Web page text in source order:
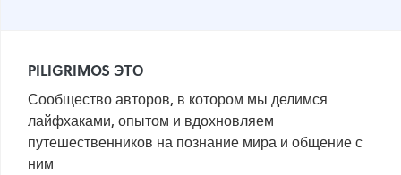
PILIGRIMOS ЭТО
Сообщество авторов, в котором мы делимся
лайфхаками, опытом и вдохновляем
путешественников на познание мира и общение с
ним